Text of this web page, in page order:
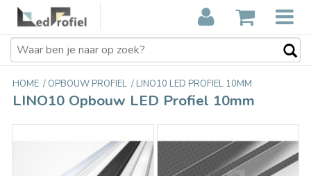
HOME / OPBOUW PROFIEL / LINO10 LED PROFIEL 10MM
LINO10 Opbouw LED Profiel 10mm